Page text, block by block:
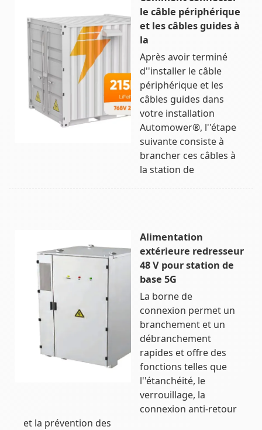
le câble périphérique
et les câbles guides à
la
Après avoir terminé
d''installer le câble
périphérique et les
câbles guides dans
votre installation
Automower®, l''étape
suivante consiste à
brancher ces câbles à
la station de
Alimentation
extérieure redresseur
48 V pour station de
base 5G
La borne de
connexion permet un
branchement et un
débranchement
rapides et offre des
fonctions telles que
l''étanchéité, le
verrouillage, la
connexion anti-retour
et la prévention des